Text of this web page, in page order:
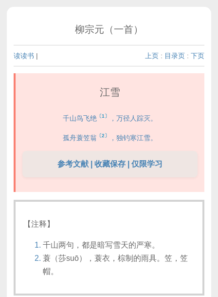
柳宗元（一首）
读读书 | 上页 : 目录页 : 下页
江雪
千山鸟飞绝 〔1〕 ，万径人踪灭。
孤舟蓑笠翁 〔2〕 ，独钓寒江雪。
参考文献 | 收藏保存 | 仅限学习
【注释】
千山两句，都是暗写雪天的严寒。
蓑（莎suō），蓑衣，棕制的雨具。笠，笠
帽。